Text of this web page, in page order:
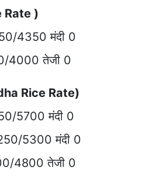
Rate )
4350 मंदी 0
4000 तेजी 0
Rice Rate)
5700 मंदी 0
5300 मंदी 0
4800 तेजी 0